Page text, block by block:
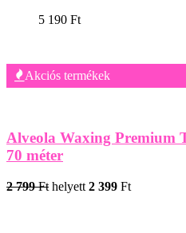
5 190 Ft
Akciós termékek
Alveola Waxing Premium
70 méter
2 799 Ft helyett 2 399 Ft